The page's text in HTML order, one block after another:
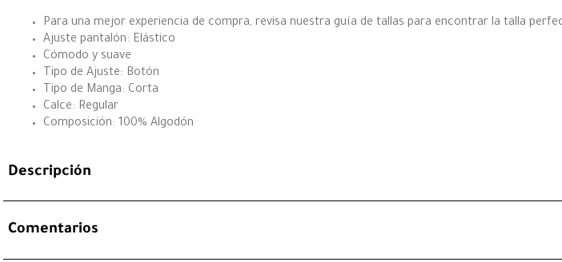
Para una mejor experiencia de compra, revisa nuestra guía de tallas para encontrar la talla
Ajuste pantalón: Elástico
Cómodo y suave
Tipo de Ajuste: Botón
Tipo de Manga: Corta
Calce: Regular
Composición: 100% Algodón
Descripción
Comentarios